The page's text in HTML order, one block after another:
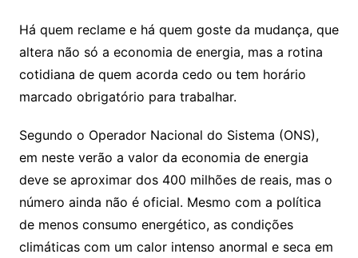
Há quem reclame e há quem goste da mudança, que
altera não só a economia de energia, mas a rotina
cotidiana de quem acorda cedo ou tem horário
marcado obrigatório para trabalhar.
Segundo o Operador Nacional do Sistema (ONS),
em neste verão a valor da economia de energia
deve se aproximar dos 400 milhões de reais, mas o
número ainda não é oficial. Mesmo com a política
de menos consumo energético, as condições
climáticas com um calor intenso anormal e seca em